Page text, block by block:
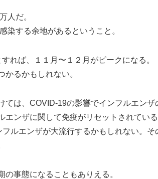
人だ。
染する余地があるということ。
れば、１１月〜１２月がピークになる。
かるかもしれない。
ては、COVID-19の影響でインフルエンザ
エンザに関して免疫がリセットされてい
ルエンザが大流行するかもしれない。
の事態になることもありえる。